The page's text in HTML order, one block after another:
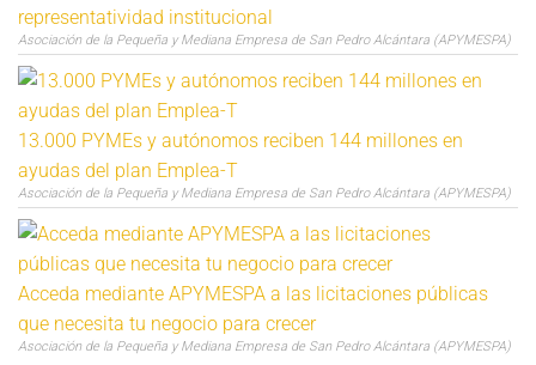
representatividad institucional
Asociación de la Pequeña y Mediana Empresa de San Pedro Alcántara (APYMESPA)
13.000 PYMEs y autónomos reciben 144 millones en
ayudas del plan Emplea-T
Asociación de la Pequeña y Mediana Empresa de San Pedro Alcántara (APYMESPA)
Acceda mediante APYMESPA a las licitaciones públicas
que necesita tu negocio para crecer
Asociación de la Pequeña y Mediana Empresa de San Pedro Alcántara (APYMESPA)